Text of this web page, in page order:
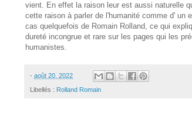
vient. En effet la raison leur est aussi naturelle
cette raison à parler de l'humanité comme d' un
cas quelquefois de Romain Rolland, ce qui
dureté incongrue et rare sur les pages qui les
humanistes.
- août 20, 2022
Libellés : Rolland Romain